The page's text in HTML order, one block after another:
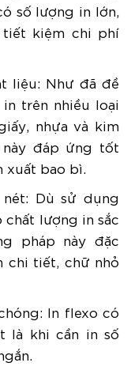
số lượng in lớn,
kiệm chi phí
liệu: Như đã đề
trên nhiều loại
nhựa và kim
đáp ứng tốt
xuất bao bì.
Dù sử dụng
lượng in sắc
pháp này đặc
chi tiết, chữ nhỏ
In flexo có
là khi cần in số